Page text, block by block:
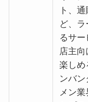
ト、
ど、
るサ
店主
楽しめ
ンバ
メン